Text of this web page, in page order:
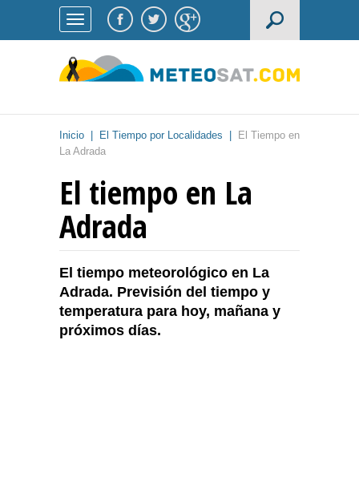
Inicio El Tiempo por Localidades
El Tiempo en
La Adrada
El tiempo en La
Adrada
El tiempo meteorológico en La
Adrada. Previsión del tiempo y
temperatura para hoy, mañana y
próximos días.